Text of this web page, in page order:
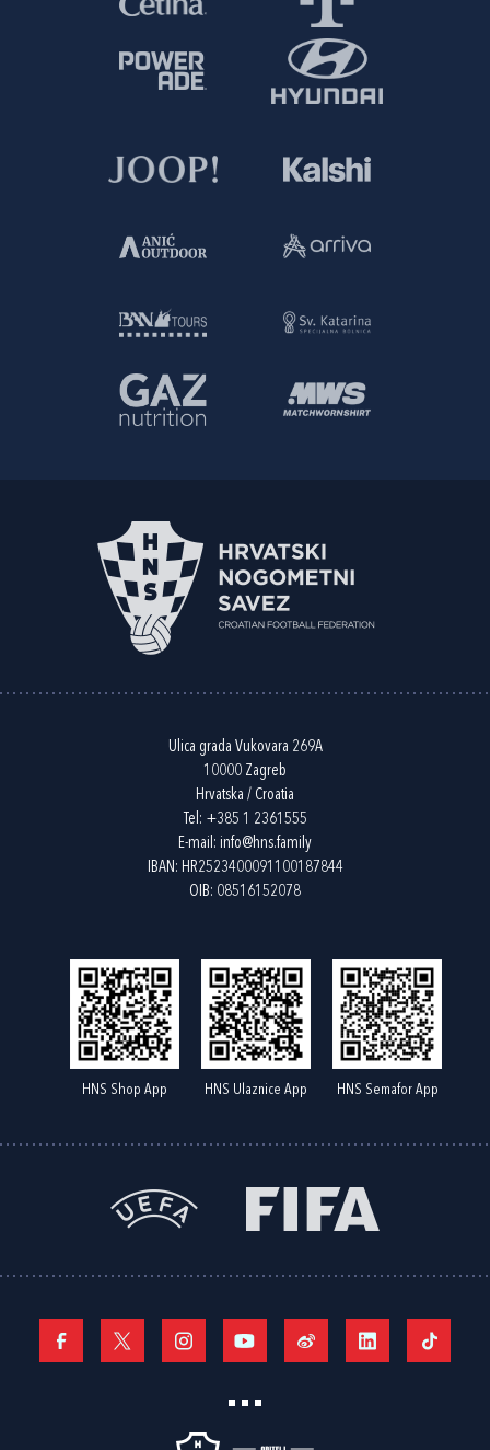
Ulica grada Vukovara 269A
10000 Zagreb
Hrvatska / Croatia
Tel: +385 1 2361555
E-mail: info@hns.family
IBAN: HR2523400091100187844
OIB: 08516152078
HNS Shop App HNS Ulaznice App HNS Semafor App